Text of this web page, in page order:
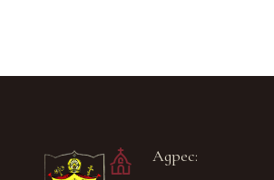
Адрес: